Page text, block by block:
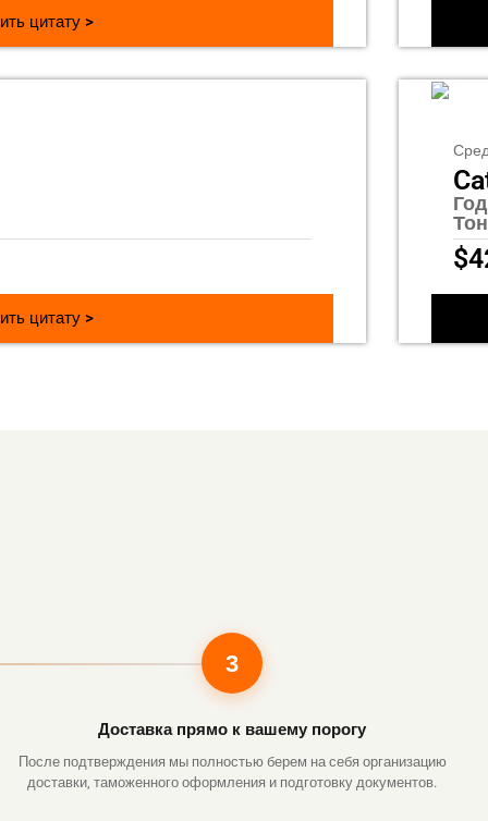
цитату >
цитату >
$
3
Доставка прямо к вашему порогу
После подтверждения мы полностью берем на себя организацию
доставки, таможенного оформления и подготовку документов.